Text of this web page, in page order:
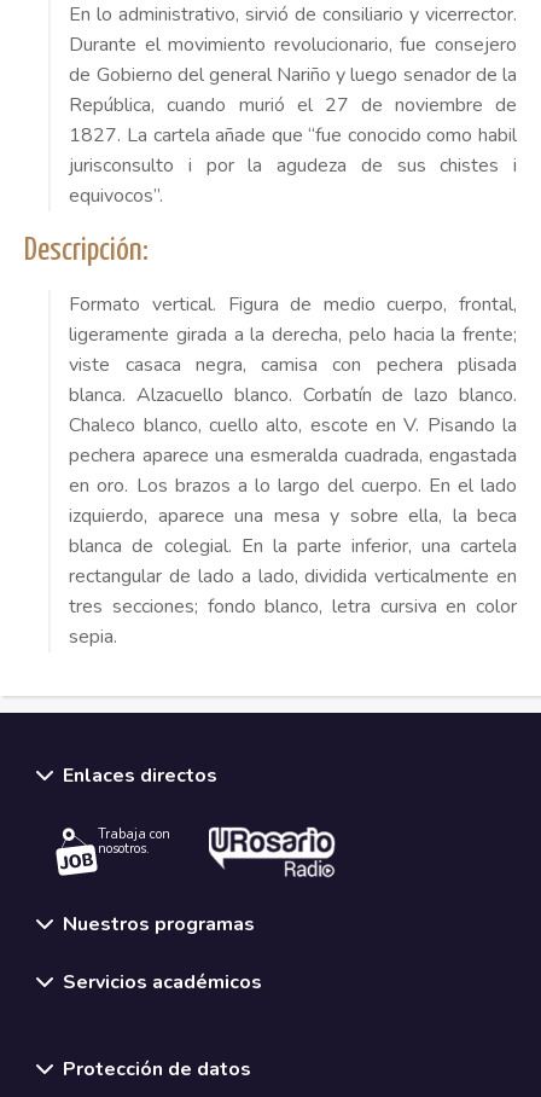
En lo administrativo, sirvió de consiliario y vicerrector.
Durante el movimiento revolucionario, fue consejero
de Gobierno del general Nariño y luego senador de la
República, cuando murió el 27 de noviembre de
1827. La cartela añade que “fue conocido como habil
jurisconsulto i por la agudeza de sus chistes i
equivocos”.
Descripción:
Formato vertical. Figura de medio cuerpo, frontal,
ligeramente girada a la derecha, pelo hacia la frente;
viste casaca negra, camisa con pechera plisada
blanca. Alzacuello blanco. Corbatín de lazo blanco.
Chaleco blanco, cuello alto, escote en V. Pisando la
pechera aparece una esmeralda cuadrada, engastada
en oro. Los brazos a lo largo del cuerpo. En el lado
izquierdo, aparece una mesa y sobre ella, la beca
blanca de colegial. En la parte inferior, una cartela
rectangular de lado a lado, dividida verticalmente en
tres secciones; fondo blanco, letra cursiva en color
sepia.
Enlaces directos
Trabaja con
nosotros.
Nuestros programas
Servicios académicos
Protección de datos